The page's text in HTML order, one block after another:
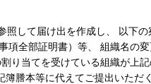
して届け出を作成し、 以下
全部証明書）等、 組織名の
り当てを受けている組織が上
謄本等に代えてご提出いただ